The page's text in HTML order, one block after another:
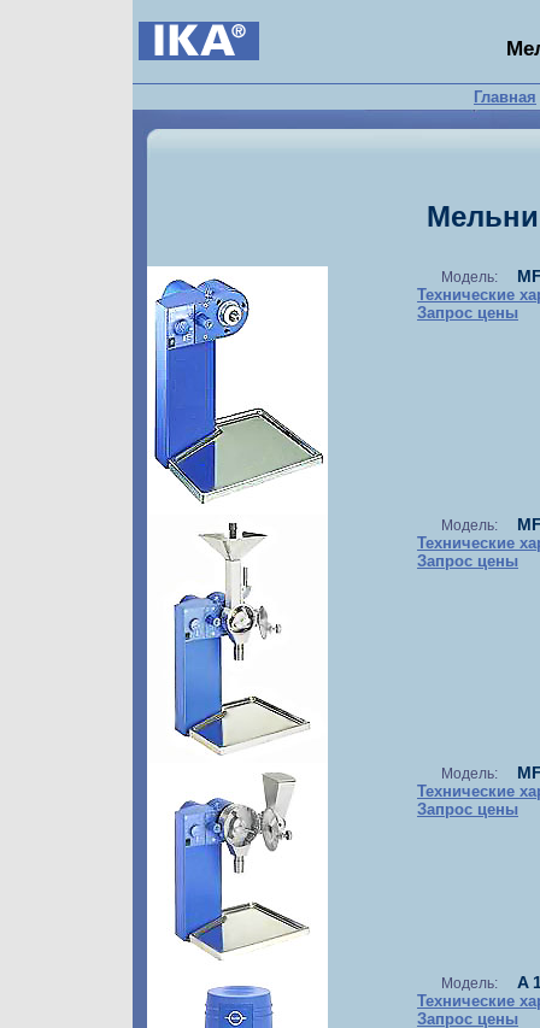
Главная
Модель:
Технические
Запрос цены
Модель:
Технические
Запрос цены
Модель:
Технические
Запрос цены
Модель: A
Технические
Запрос цены